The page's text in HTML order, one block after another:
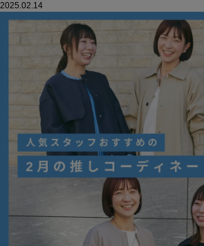
2025.02.14